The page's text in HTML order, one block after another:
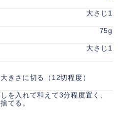
大さじ1
75g
大さじ1
きさに切る（12切程度）
を入れて和えて3分程度置く、
てる。